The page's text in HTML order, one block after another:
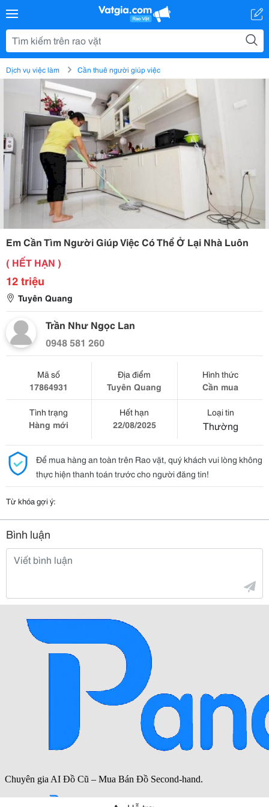
Dịch vụ việc làm Cần thuê người giúp việc
Em Cần Tìm Người Giúp Việc Có Thể Ở Lại Nhà Luôn
( HẾT HẠN )
12 triệu
Tuyên Quang
Trần Như Ngọc Lan
0948 581 260
Mã số
17864931
Địa điểm
Tuyên Quang
Hình thức
Cần mua
Tình trạng
Hàng mới
Hết hạn
22/08/2025
Loại tin
Thường
Để mua hàng an toàn trên Rao vặt, quý khách vui lòng không
thực hiện thanh toán trước cho người đăng tin!
Từ khóa gợi ý:
Bình luận